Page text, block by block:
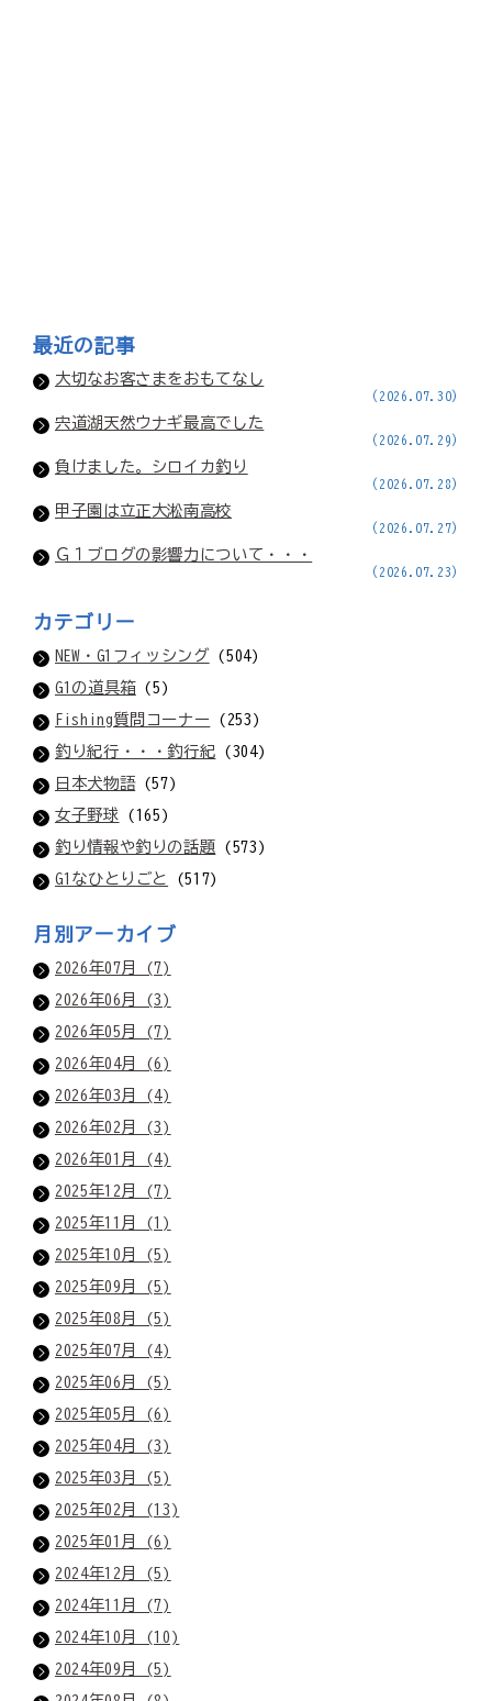
最近の記事
大切なお客さまをおもてなし
(2026.07.30)
宍道湖天然ウナギ最高でした
(2026.07.29)
負けました。シロイカ釣り
(2026.07.28)
甲子園は立正大淞南高校
(2026.07.27)
Ｇ１ブログの影響力について・・・
(2026.07.23)
カテゴリー
NEW・G1フィッシング(504)
G1の道具箱(5)
Fishing質問コーナー (253)
釣り紀行・・・釣行紀 (304)
日本犬物語(57)
女子野球 (165)
釣り情報や釣りの話題 (573)
G1なひとりごと
(517)
月別アーカイブ
2026年07月 (7)
2026年06月 (3)
2026年05月 (7)
2026年04月 (6)
2026年03月 (4)
2026年02月 (3)
2026年01月 (4)
2025年12月 (7)
2025年11月 (1)
2025年10月 (5)
2025年09月 (5)
2025年08月 (5)
2025年07月 (4)
2025年06月 (5)
2025年05月 (6)
2025年04月 (3)
2025年03月 (5)
2025年02月 (13)
2025年01月 (6)
2024年12月 (5)
2024年11月 (7)
2024年10月 (10)
2024年09月 (5)